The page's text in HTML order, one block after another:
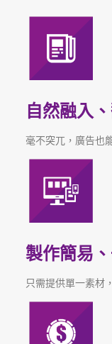
自然融入
毫不突兀，廣告也
製作簡易
只需提供單一素材